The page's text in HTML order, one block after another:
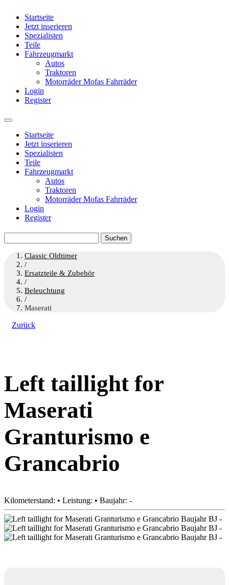
Startseite
Jetzt inserieren
Spezialisten
Teile
Fahrzeugmarkt
Autos
Traktoren
Motorräder Mofas Fahrräder
Login
Register
Startseite
Jetzt inserieren
Spezialisten
Teile
Fahrzeugmarkt
Autos
Traktoren
Motorräder Mofas Fahrräder
Login
Register
nach:
Classic Oldtimer
/
Ersatzteile & Zubehör
/
Beleuchtung
/
Maserati
Zurück
Left taillight for
Maserati
Granturismo e
Grancabrio
Kilometerstand: • Leistung: • Baujahr: -